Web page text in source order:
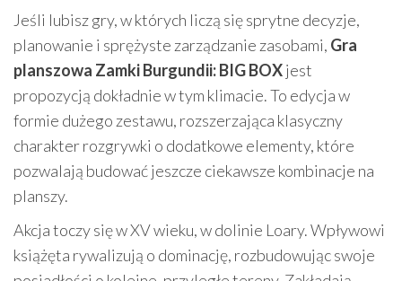
Jeśli lubisz gry, w których liczą się sprytne decyzje,
planowanie i sprężyste zarządzanie zasobami, Gra
planszowa Zamki Burgundii: BIG BOXjest
propozycją dokładnie w tym klimacie. To edycja w
formie dużego zestawu, rozszerzająca klasyczny
charakter rozgrywki o dodatkowe elementy, które
pozwalają budować jeszcze ciekawsze kombinacje na
planszy.
Akcja toczy się w XV wieku, w dolinie Loary. Wpływowi
książęta rywalizują o dominację, rozbudowując swoje